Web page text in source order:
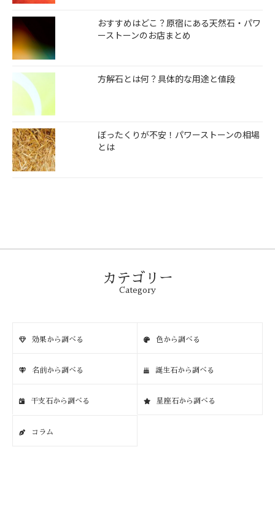
おすすめはどこ？原宿にある天然石・パワ
ーストーンのお店まとめ
方解石とは何？具体的な用途と値段
ぼったくりが不安！パワーストーンの相場
とは
カテゴリー
Category
効果から調べる 色から調べる
名前から調べる 誕生石から調べる
干支石から調べる 星座石から調べる
コラム